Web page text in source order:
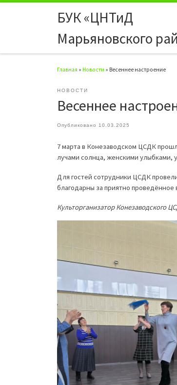
Перейти к содержимомуБУК «ЦНТиД
Марьяновского
Главная » Новости » Весеннее настроение
НОВОСТИ
Весеннее
Опубликовано 10.03.2025
7 марта в Конезаводском ЦСДК
лучами солнца, женскими улыбками,
Для гостей сотрудники ЦСДК
благодарны за приятно
Культорганизатор Конезаводского